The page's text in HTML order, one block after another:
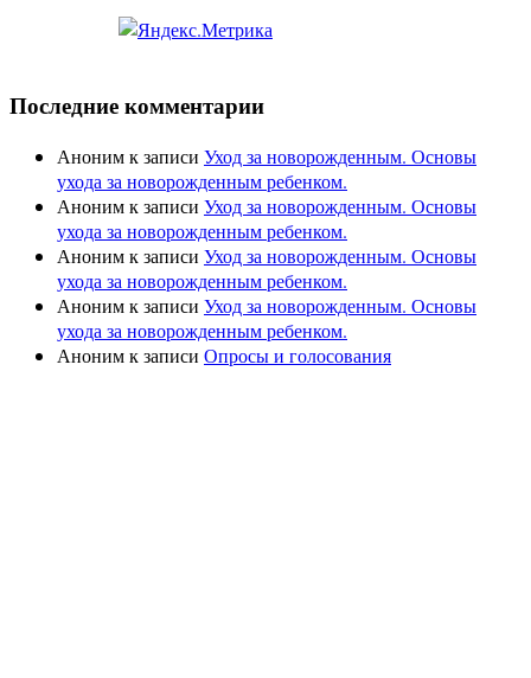
Последние комментарии
Анонимк записи Уход за новорожденным. Основы
ухода за новорожденным ребенком.
Анонимк записи Уход за новорожденным. Основы
ухода за новорожденным ребенком.
Анонимк записи Уход за новорожденным. Основы
ухода за новорожденным ребенком.
Анонимк записи Уход за новорожденным. Основы
ухода за новорожденным ребенком.
Анонимк записи Опросы и голосования